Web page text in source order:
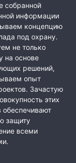
собранной
информации
концепцию
под охрану.
не только
на основе
решений,
опыт
Зачастую
этих
обеспечивают
защиту
всеми